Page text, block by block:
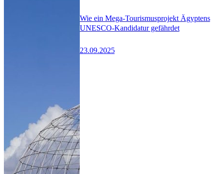
Wie ein Mega-Tourismusprojekt Ägyptens
UNESCO-Kandidatur gefährdet
23.09.2025